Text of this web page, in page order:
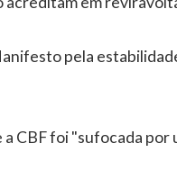
pela
a CBF foi "sufocada